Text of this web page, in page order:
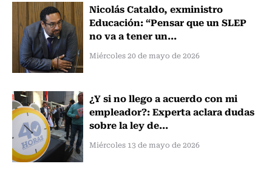
Nicolás Cataldo, exministro
Educación: “Pensar que un SLEP
no va a tener un...
Miércoles 20 de mayo de 2026
¿Y si no llego a acuerdo con mi
empleador?: Experta aclara dudas
sobre la ley de...
Miércoles 13 de mayo de 2026